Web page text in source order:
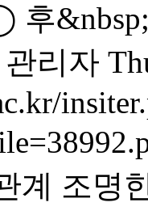
후
관리자
계 조명